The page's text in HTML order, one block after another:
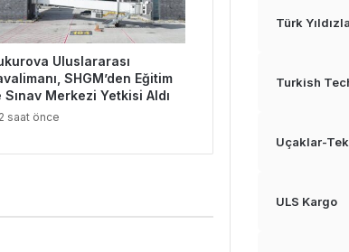
Uluslararası
SHGM’den Eğitim
Sınav Merkezi Yetkisi Aldı
2 saat önce
Türk
Turkish
Uçaklar-
ULS Kargo